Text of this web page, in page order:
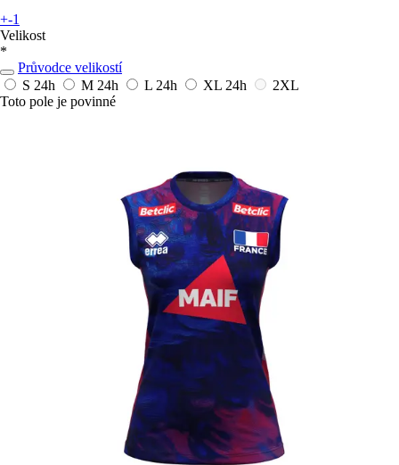
+-1
Velikost
*
Průvodce velikostí
S 24h M 24h L 24h XL 24h
2XL
Toto pole je povinné